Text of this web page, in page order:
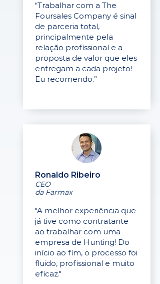
“Trabalhar com a The
Foursales Company é sinal
de parceria total,
principalmente pela
relação profissional e a
proposta de valor que eles
entregam a cada projeto!
Eu recomendo.”
Ronaldo Ribeiro
CEO
da Farmax
"A melhor experiência que
já tive como contratante
ao trabalhar com uma
empresa de Hunting! Do
início ao fim, o processo foi
fluido, profissional e muito
eficaz."